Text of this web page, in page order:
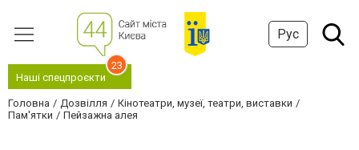
Рус
Наші спецпроєкти
23
Головна Дозвілля
Кінотеатри, музеї, театри, виставки
Пам'ятки
Пейзажна алея